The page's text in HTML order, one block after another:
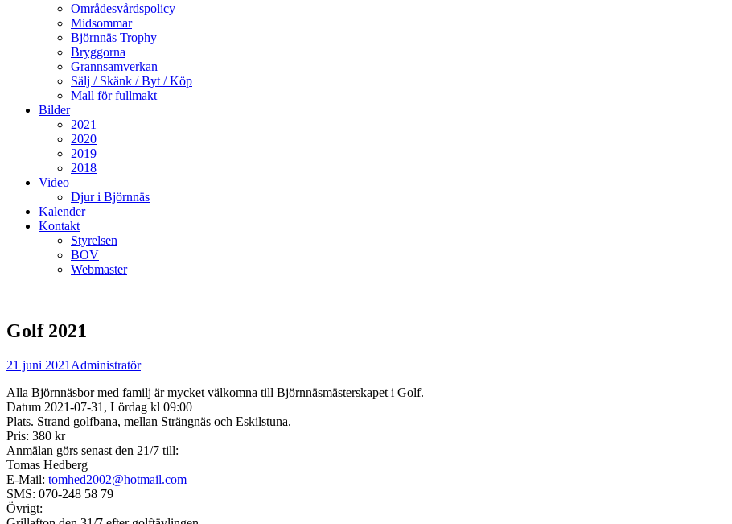
Områdesvårdspolicy
Midsommar
Björnnäs Trophy
Bryggorna
Grannsamverkan
Sälj / Skänk / Byt / Köp
Mall för fullmakt
Bilder
2021
2020
2019
2018
Video
Djur i Björnnäs
Kalender
Kontakt
Styrelsen
BOV
Webmaster
Golf 2021
Postades
21 juni 2021 Författare
Administratör
Alla Björnnäsbor med familj är mycket välkomna till Björnnäsmästerskapet i Golf.
Datum 2021-07-31, Lördag kl 09:00
Plats. Strand golfbana, mellan Strängnäs och Eskilstuna.
Pris: 380 kr
Anmälan görs senast den 21/7 till:
Tomas Hedberg
E-Mail: tomhed2002@hotmail.com
SMS: 070-248 58 79
Övrigt: